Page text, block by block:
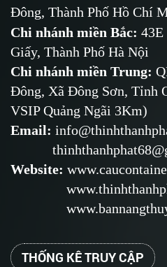
Đông, Thành Phố Hồ Chí
Chi nhánh miền Bắc: 43E
Giấy, Thành Phố Hà Nội
Chi nhánh miền Trung:
Đông, Xã Đông Sơn, Tỉnh
VSIP Quảng Ngãi 3Km)
Email:
Website:
THỐNG KÊ TRUY CẬP